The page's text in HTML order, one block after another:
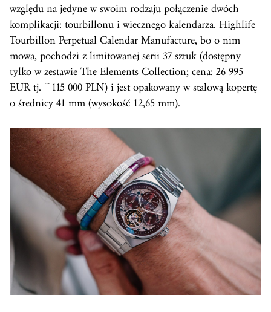
względu na jedyne w swoim rodzaju połączenie dwóch
komplikacji: tourbillonu i wiecznego kalendarza. Highlife
Tourbillon Perpetual Calendar Manufacture, bo o nim
mowa, pochodzi z limitowanej serii 37 sztuk (dostępny
tylko w zestawie The Elements Collection; cena: 26 995
EUR tj. ~115 000 PLN) i jest opakowany w stalową kopertę
o średnicy 41 mm (wysokość 12,65 mm).